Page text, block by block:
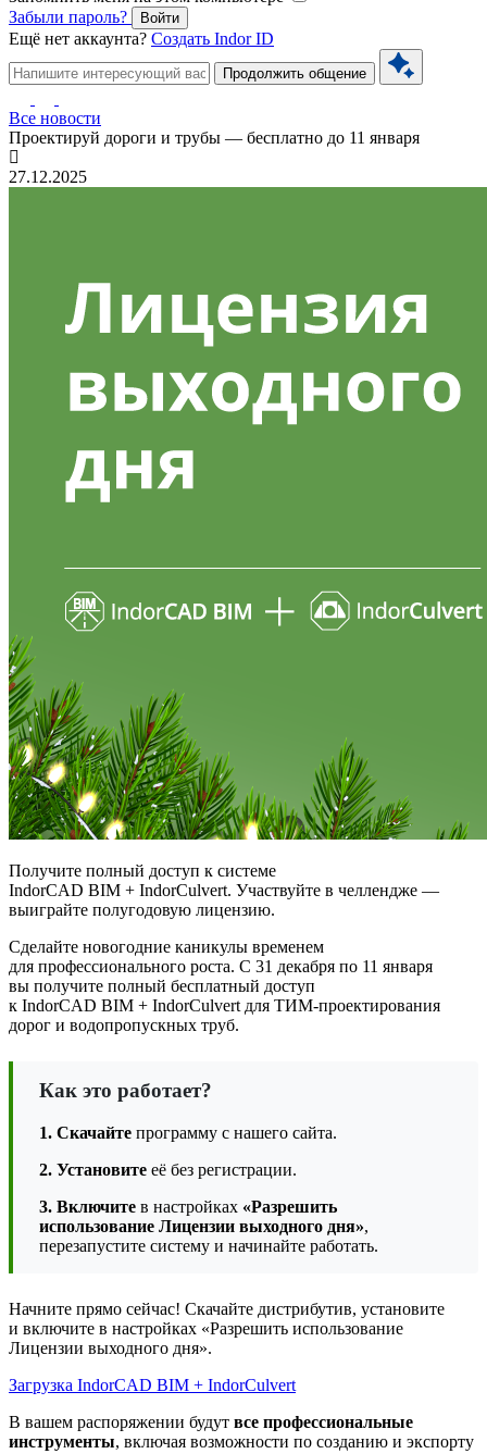
Забыли пароль?
Войти
Ещё нет аккаунта? Создать Indor ID
Продолжить общение
Все новости
Проектируй дороги и трубы — бесплатно до 11 января
27.12.2025
Получите полный доступ к системе
IndorCAD BIM + IndorCulvert. Участвуйте в челлендже —
выиграйте полугодовую лицензию.
Сделайте новогодние каникулы временем
для профессионального роста. С 31 декабря по 11 января
вы получите полный бесплатный доступ
к IndorCAD BIM + IndorCulvert для ТИМ-проектирования
дорог и водопропускных труб.
Как это работает?
1. Скачайте программу с нашего сайта.
2. Установите её без регистрации.
3. Включите в настройках «Разрешить
использование Лицензии выходного дня»,
перезапустите систему и начинайте работать.
Начните прямо сейчас! Скачайте дистрибутив, установите
и включите в настройках «Разрешить использование
Лицензии выходного дня».
Загрузка IndorCAD BIM + IndorCulvert
В вашем распоряжении будут все профессиональные
инструменты, включая возможности по созданию и экспорту